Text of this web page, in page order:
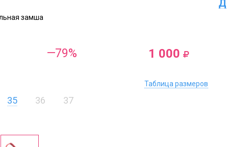
замша
—79% 1 000
Таблица размеров
35 36 37